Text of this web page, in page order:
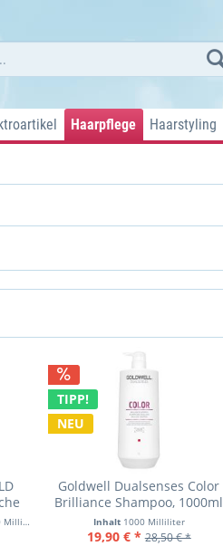
Haarpflege Haarstyling
TIPP!
NEU
Goldwell Dualsenses Color
Brilliance Shampoo, 1000ml
02-26
Inhalt 1000 Milliliter
19,90 € * 28,50 € *